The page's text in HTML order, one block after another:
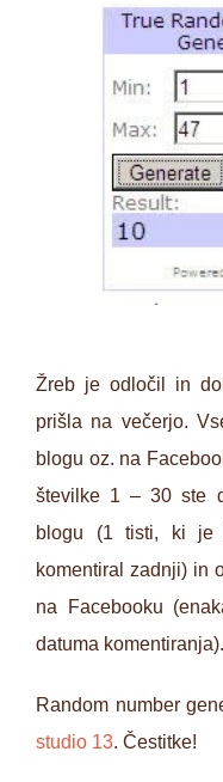
Žreb je odločil in
prišla na večerjo.
blogu oz. na
številke 1 – 30 ste
blogu (1 tisti, ki je
komentiral zadnji) in
na Facebooku
datuma komentiranja).
Random number
studio 13. Čestitke!